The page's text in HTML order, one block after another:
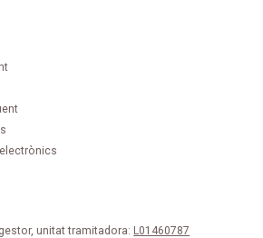
unitat tramitadora: L01460787